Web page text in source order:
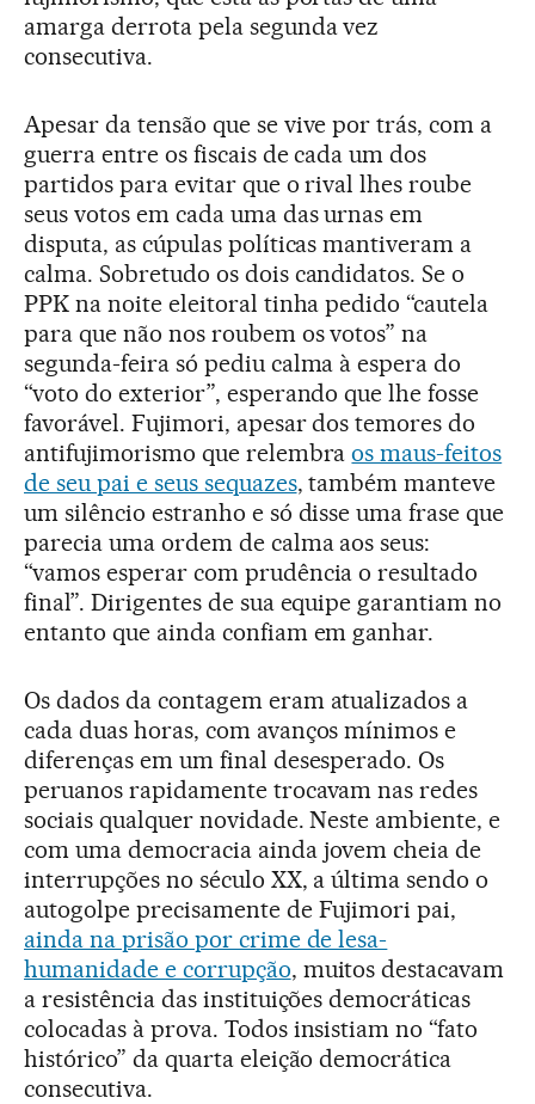
amarga derrota pela segunda vez
consecutiva.
Apesar da tensão que se vive por trás, com a
guerra entre os fiscais de cada um dos
partidos para evitar que o rival lhes roube
seus votos em cada uma das urnas em
disputa, as cúpulas políticas mantiveram a
calma. Sobretudo os dois candidatos. Se o
PPK na noite eleitoral tinha pedido “cautela
para que não nos roubem os votos” na
segunda-feira só pediu calma à espera do
“voto do exterior”, esperando que lhe fosse
favorável. Fujimori, apesar dos temores do
antifujimorismo que relembraos maus-feitos
de seu pai e seus sequazes, também manteve
um silêncio estranho e só disse uma frase que
parecia uma ordem de calma aos seus:
“vamos esperar com prudência o resultado
final”. Dirigentes de sua equipe garantiam no
entanto que ainda confiam em ganhar.
Os dados da contagem eram atualizados a
cada duas horas, com avanços mínimos e
diferenças em um final desesperado. Os
peruanos rapidamente trocavam nas redes
sociais qualquer novidade. Neste ambiente, e
com uma democracia ainda jovem cheia de
interrupções no século XX, a última sendo o
autogolpe precisamente de Fujimori pai,
ainda na prisão por crime de lesa-
humanidade e corrupção, muitos destacavam
a resistência das instituições democráticas
colocadas à prova. Todos insistiam no “fato
histórico” da quarta eleição democrática
consecutiva.